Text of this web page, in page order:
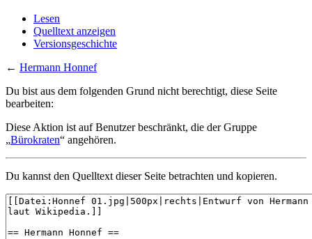
Lesen
Quelltext anzeigen
Versionsgeschichte
← Hermann Honnef
Du bist aus dem folgenden Grund nicht berechtigt, diese Seite
bearbeiten:
Diese Aktion ist auf Benutzer beschränkt, die der Gruppe
„Bürokraten“ angehören.
Du kannst den Quelltext dieser Seite betrachten und kopieren.